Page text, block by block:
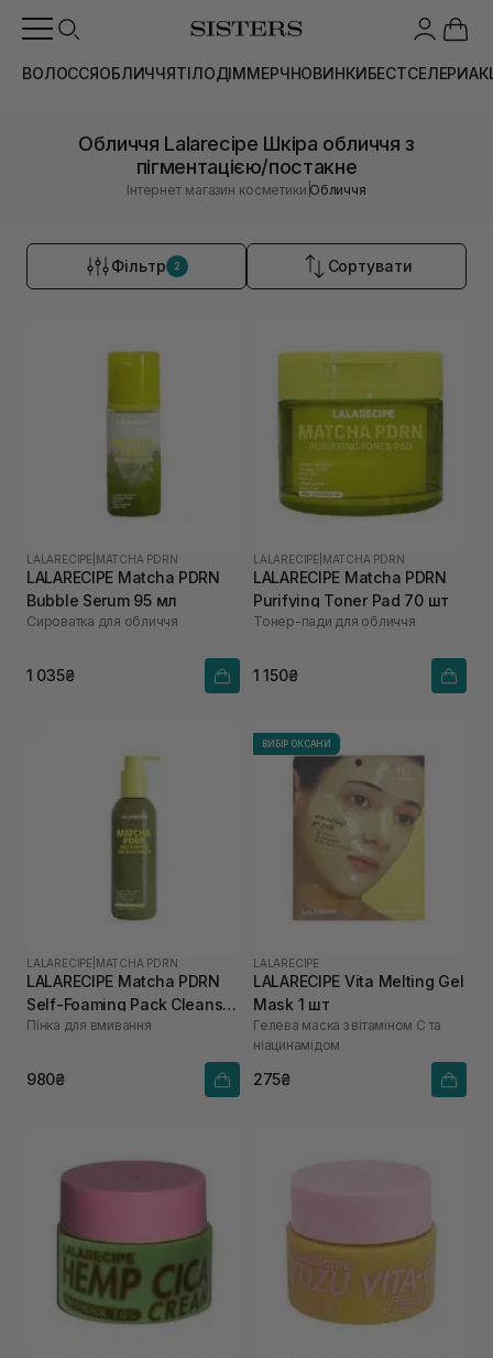
ВОЛОССЯОБЛИЧЧЯТІЛОДІММЕРЧНОВИНКИБЕСТСЕЛЕРИ
Обличчя Lalarecipe Шкіра обличчя з
пігментацією/постакне
Інтернет магазин косметики |Обличчя
Фільтр 2 Сортувати
LALARECIPE MATCHA PDRN
LALARECIPE Matcha PDRN
Bubble Serum 95 мл
Сироватка для обличчя
1 035₴
LALARECIPE MATCHA PDRN
LALARECIPE Matcha PDRN
Purifying Toner Pad 70 шт
Тонер-пади для обличчя
1 150₴
LALARECIPE MATCHA PDRN
LALARECIPE Matcha PDRN
Self-Foaming Pack Cleanser
200 мл
Пінка для вмивання
980₴
ВИБІР ОКСАНИ
LALARECIPE
LALARECIPE Vita Melting Gel
Mask 1 шт
Гелева маска з вітаміном С та
ніацинамідом
275₴